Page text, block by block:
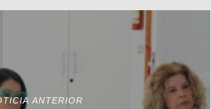
ANTERIOR